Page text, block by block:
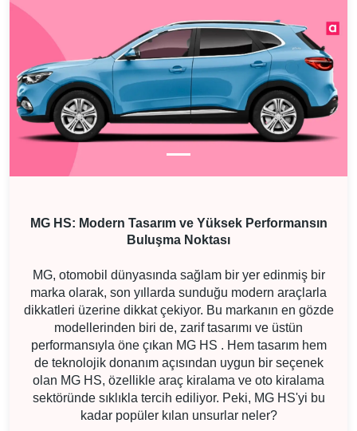
MG HS: Modern Tasarım ve Yüksek Performansın
Buluşma Noktası
MG, otomobil dünyasında sağlam bir yer edinmiş bir
marka olarak, son yıllarda sunduğu modern araçlarla
dikkatleri üzerine dikkat çekiyor. Bu markanın en gözde
modellerinden biri de, zarif tasarımı ve üstün
performansıyla öne çıkan MG HS . Hem tasarım hem
de teknolojik donanım açısından uygun bir seçenek
olan MG HS, özellikle araç kiralama ve oto kiralama
sektöründe sıklıkla tercih ediliyor. Peki, MG HS'yi bu
kadar popüler kılan unsurlar neler?